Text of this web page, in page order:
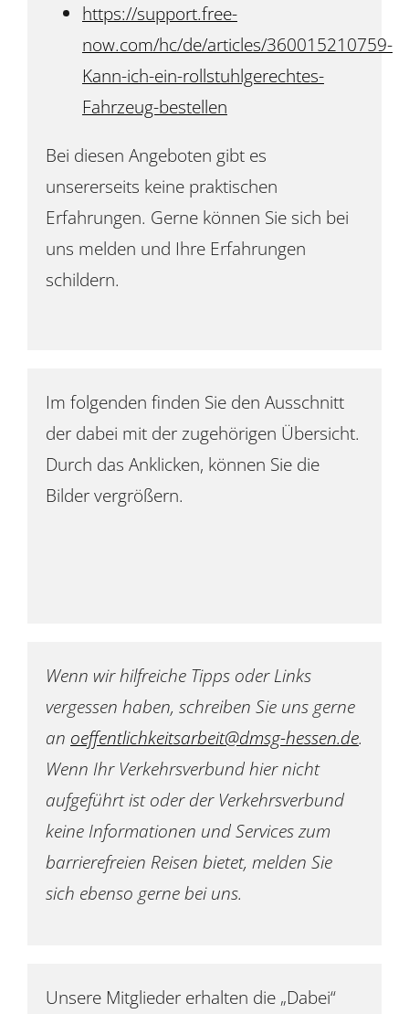
https://support.free-
now.com/hc/de/articles/360015210759-
Kann-ich-ein-rollstuhlgerechtes-
Fahrzeug-bestellen
Bei diesen Angeboten gibt es
unsererseits keine praktischen
Erfahrungen. Gerne können Sie sich bei
uns melden und Ihre Erfahrungen
schildern.
Im folgenden finden Sie den Ausschnitt
der dabei mit der zugehörigen Übersicht.
Durch das Anklicken, können Sie die
Bilder vergrößern.
Wenn wir hilfreiche Tipps oder Links
vergessen haben, schreiben Sie uns gerne
an oeffentlichkeitsarbeit@dmsg-hessen.de.
Wenn Ihr Verkehrsverbund hier nicht
aufgeführt ist oder der Verkehrsverbund
keine Informationen und Services zum
barrierefreien Reisen bietet, melden Sie
sich ebenso gerne bei uns.
Unsere Mitglieder erhalten die „Dabei“